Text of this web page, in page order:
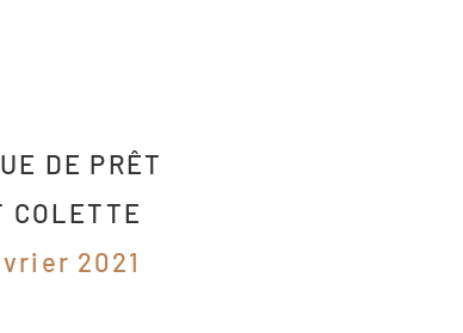
DE PRÊT
COLETTE
2021